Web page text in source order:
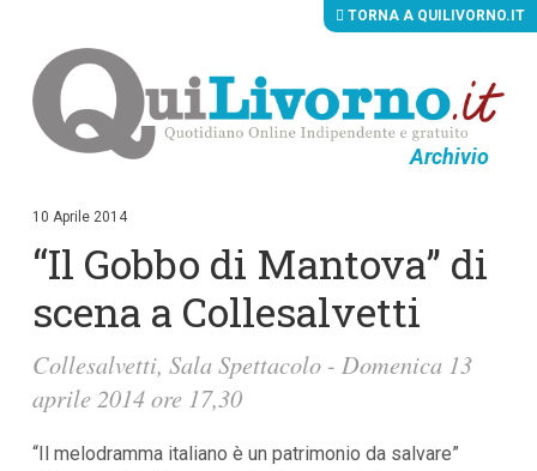
Archivio
i
i
n
n
u
p
TORNA A QUILIVORNO.IT
10 Aprile 2014
“Il Gobbo di Mantova” di
scena a Collesalvetti
Collesalvetti, Sala Spettacolo - Domenica 13
aprile 2014 ore 17,30
“Il melodramma italiano è un patrimonio da salvare”